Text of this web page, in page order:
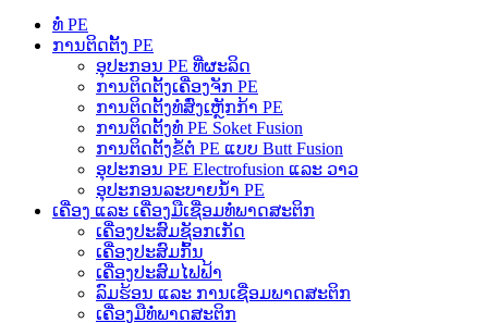
ທໍ່ PE
ການຕິດຕັ້ງ PE
ອຸປະກອນ PE ທີ່ຜະລິດ
ການຕິດຕັ້ງເຄື່ອງຈັກ PE
ການຕິດຕັ້ງທໍ່ສົ່ງເຫຼັກກ້າ PE
ການຕິດຕັ້ງທໍ່ PE Soket Fusion
ການຕິດຕັ້ງຂໍ້ຕໍ່ PE ແບບ Butt Fusion
ອຸປະກອນ PE Electrofusion ແລະ ວາວ
ອຸປະກອນລະບາຍນ້ຳ PE
ເຄື່ອງ ແລະ ເຄື່ອງມືເຊື່ອມທໍ່ພາດສະຕິກ
ເຄື່ອງປະສົມຊັອກເກັດ
ເຄື່ອງປະສົມກົ້ນ
ເຄື່ອງປະສົມໄຟຟ້າ
ລົມຮ້ອນ ແລະ ການເຊື່ອມພາດສະຕິກ
ເຄື່ອງມືທໍ່ພາດສະຕິກ